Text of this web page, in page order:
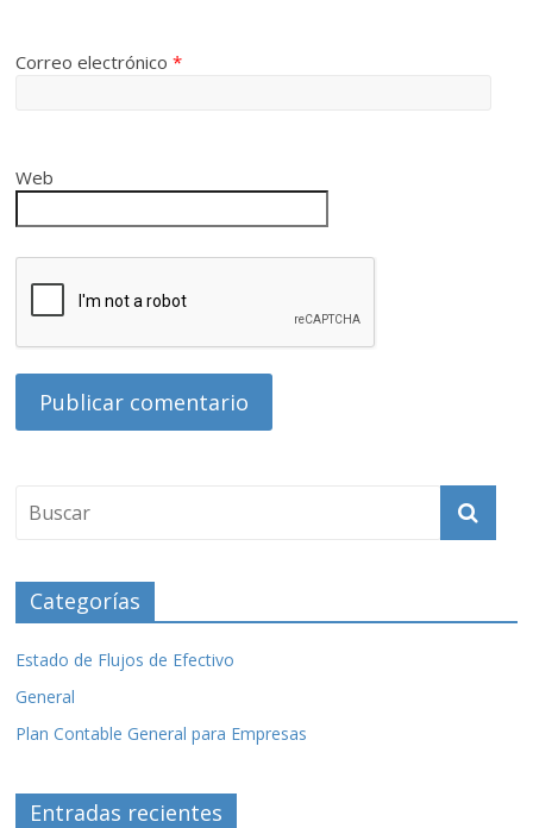
Correo electrónico*
Web
Categorías
Estado de Flujos de Efectivo
General
Plan Contable General para Empresas
Entradas recientes